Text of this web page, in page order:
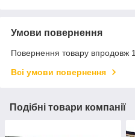
Умови повернення
Повернення товару впродовж
Всі умови повернення
Подібні товари компанії